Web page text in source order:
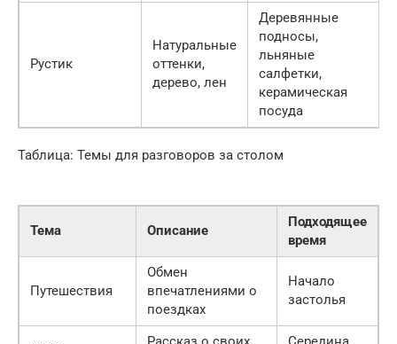
Рустик
Натуральные
оттенки,
дерево, лен
Деревянные
подносы,
льняные
салфетки,
керамическая
посуда
Таблица: Темы для разговоров за столом
Тема Описание
Подходящее
время
Путешествия
Обмен
впечатлениями о
поездках
Начало
застолья